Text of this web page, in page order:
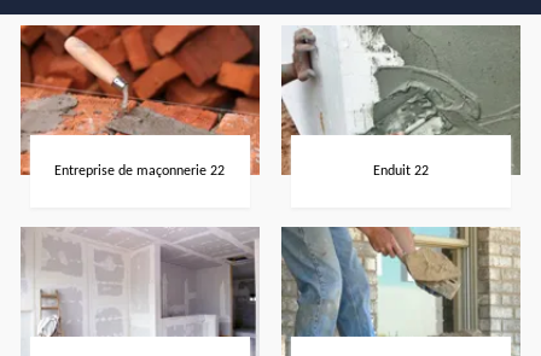
Entreprise de maçonnerie 22 Enduit 22